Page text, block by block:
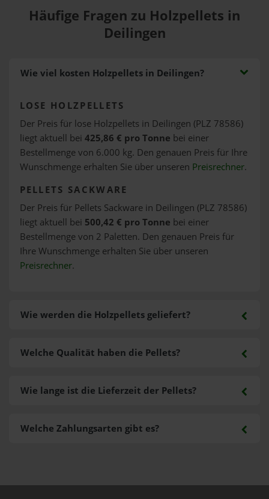
Häufige Fragen zu Holzpellets in
Deilingen
Wie viel kosten Holzpellets in Deilingen?
LOSE HOLZPELLETS
Der Preis für lose Holzpellets in Deilingen (PLZ 78586)
liegt aktuell bei 425,86 € pro Tonne bei einer
Bestellmenge von 6.000 kg. Den genauen Preis für Ihre
Wunschmenge erhalten Sie über unseren Preisrechner.
PELLETS SACKWARE
Der Preis für Pellets Sackware in Deilingen (PLZ 78586)
liegt aktuell bei 500,42 € pro Tonne bei einer
Bestellmenge von 2 Paletten. Den genauen Preis für
Ihre Wunschmenge erhalten Sie über unseren
Preisrechner.
Wie werden die Holzpellets geliefert?
Welche Zahlungsarten gibt es?
Welche Qualität haben die Pellets?
Wie lange ist die Lieferzeit der Pellets?